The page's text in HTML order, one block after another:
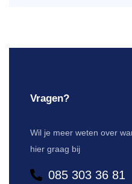
Vragen?
Wil je meer weten over
hier graag bij
085 303 36 81